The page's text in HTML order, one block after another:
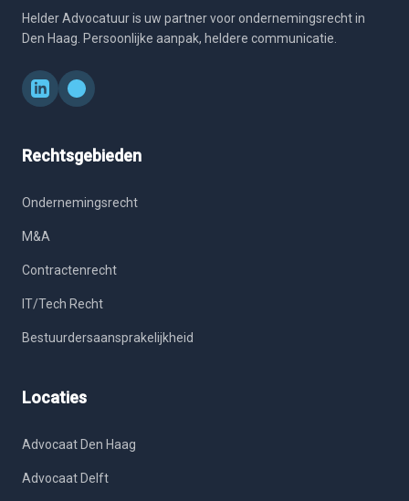
Helder Advocatuur is uw partner voor ondernemingsrecht in
Den Haag. Persoonlijke aanpak, heldere communicatie.
Rechtsgebieden
Ondernemingsrecht
M&A
Contractenrecht
IT/Tech Recht
Bestuurdersaansprakelijkheid
Locaties
Advocaat Den Haag
Advocaat Delft